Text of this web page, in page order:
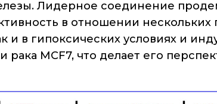
Лидерное соединение
в отношении
и в гипоксических условиях и
рака MCF7, что делает его